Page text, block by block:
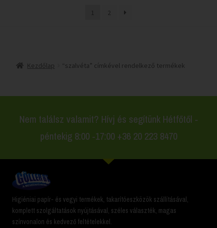
1 2
Kezdőlap “szalvéta” címkével rendelkező termékek
Nem találsz valamit? Hívj és segítünk Hétfőtől -
péntekig 8:00 -17:00 +36 20 223 8470
Higiéniai papír- és vegyi termékek, takarítóeszközök szállításával,
komplett szolgáltatások nyújtásával, széles választék, magas
színvonalon és kedvező feltételekkel.